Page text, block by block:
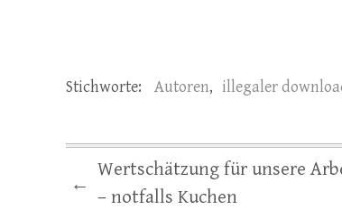
Stichworte: Autoren, illegaler
←
Wertschätzung für unsere
– notfalls Kuchen